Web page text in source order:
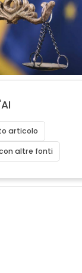
articolo
altre fonti